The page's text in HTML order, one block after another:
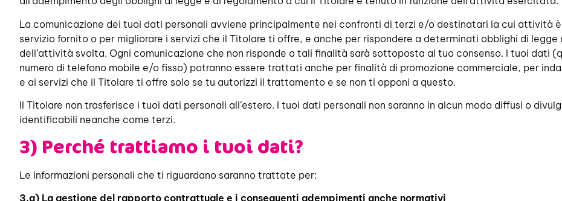
La comunicazione dei tuoi dati personali avviene principalmente nei confronti di terzi e/o destinatari la cui attività
servizio fornito o per migliorare i servizi che il Titolare ti offre, e anche per rispondere a determinati obblighi di
dell’attività svolta. Ogni comunicazione che non risponde a tali finalità sarà sottoposta al tuo consenso. I tuoi dati
numero di telefono mobile e/o fisso) potranno essere trattati anche per finalità di promozione commerciale, per
e ai servizi che il Titolare ti offre solo se tu autorizzi il trattamento e se non ti opponi a questo.
Il Titolare non trasferisce i tuoi dati personali all’estero. I tuoi dati personali non saranno in alcun modo diffusi o
identificabili neanche come terzi.
3) Perché trattiamo i tuoi dati?
Le informazioni personali che ti riguardano saranno trattate per:
3.a) La gestione del rapporto contrattuale e i conseguenti adempimenti anche normativi